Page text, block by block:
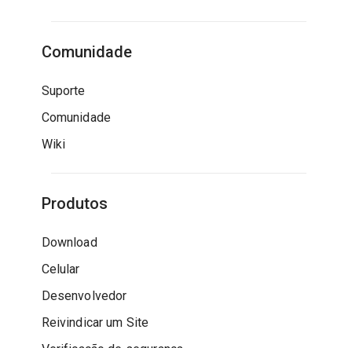
Comunidade
Suporte
Comunidade
Wiki
Produtos
Download
Celular
Desenvolvedor
Reivindicar um Site